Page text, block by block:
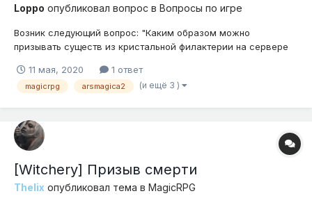
Loppo опубликовал вопрос в Вопросы по игре
Возник следующий вопрос: "Каким образом можно
призывать существ из кристальной филактерии на сервере
- оно запрещено к использованию, хотя в оке не запрещено и
его можно сделать. Так же был сделан призыватель,
11 мая, 2020 1 ответ
magicrpg arsmagica2 (и ещё 3 )
[Witchery] Призыв смерти
Thelix опубликовал тема в MagicRPG